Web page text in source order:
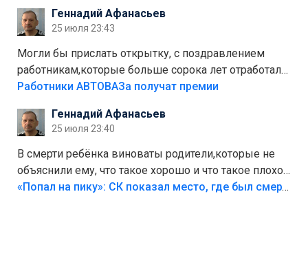
Штрафы мизерные.
Геннадий Афанасьев
25 июля 23:43
Могли бы прислать открытку, с поздравлением
работникам,которые больше сорока лет отработали
на предприятии.
Работники АВТОВАЗа получат премии
Геннадий Афанасьев
25 июля 23:40
В смерти ребёнка виноваты родители,которые не
объяснили ему, что такое хорошо и что такое плохо!
Лезть через такой забор,верх безумия,есть же
«Попал на пику»: СК показал место, где был смертельно травмирован ребенок в Тольятти